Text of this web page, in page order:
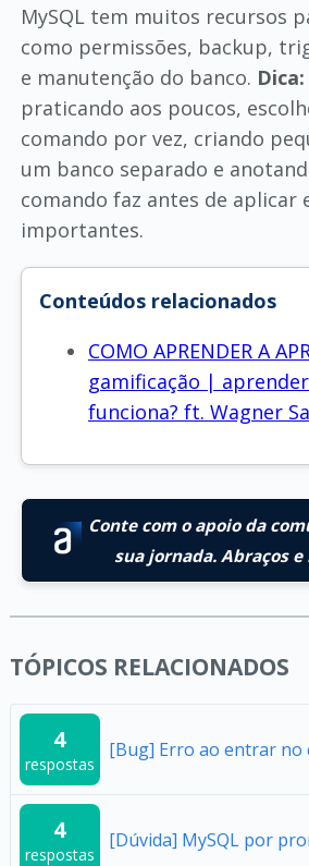
MySQL tem muitos recursos
como permissões, backup,
e manutenção do banco. Dica:
praticando aos poucos,
comando por vez, criando
um banco separado e
comando faz antes de aplicar
importantes.
Conteúdos relacionados
COMO APRENDER A
gamificação |
funciona? ft. Wagner
Conte com o apoio da
sua jornada. Abraços
TÓPICOS RELACIONADOS
4
respostas
[Bug] Erro ao entrar no
4
respostas
[Dúvida] MySQL por